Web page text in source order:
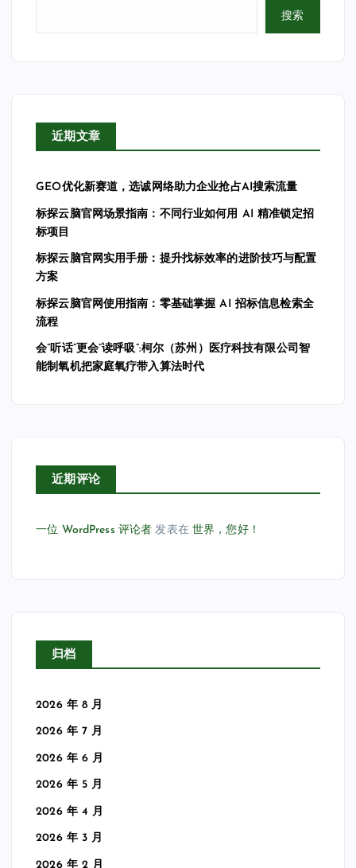
搜索
近期文章
GEO优化新赛道，选诚网络助力企业抢占AI搜索流量
标探云脑官网场景指南：不同行业如何用 AI 精准锁定招
标项目
标探云脑官网实用手册：提升找标效率的进阶技巧与配置
方案
标探云脑官网使用指南：零基础掌握 AI 招标信息检索全
流程
会”听话”更会”读呼吸”:柯尔（苏州）医疗科技有限公司智
能制氧机把家庭氧疗带入算法时代
近期评论
一位 WordPress 评论者 发表在世界，您好！
归档
2026 年 8 月
2026 年 7 月
2026 年 6 月
2026 年 5 月
2026 年 4 月
2026 年 3 月
2026 年 2 月